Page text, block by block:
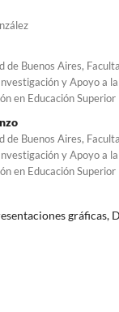
de Buenos Aires,
y Apoyo a
en Educación Superior
de Buenos Aires,
y Apoyo a
en Educación Superior
gráficas,